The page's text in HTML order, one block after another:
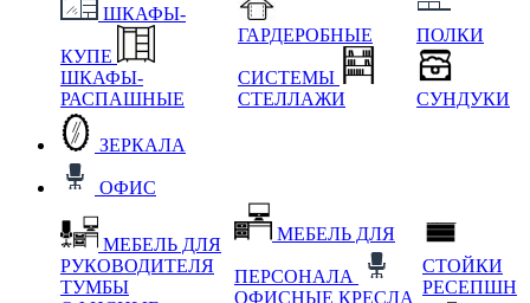
ШКАФЫ-
КУПЕ
ШКАФЫ-
РАСПАШНЫЕ
ГАРДЕРОБНЫЕ
СИСТЕМЫ
СТЕЛЛАЖИ
ПОЛКИ
СУНДУКИ
ЗЕРКАЛА
ОФИС
МЕБЕЛЬ ДЛЯ
РУКОВОДИТЕЛЯ
ТУМБЫ
МЕБЕЛЬ ДЛЯ
ПЕРСОНАЛА
ОФИСНЫЕ КРЕСЛА
СТОЙКИ
РЕСЕПШН